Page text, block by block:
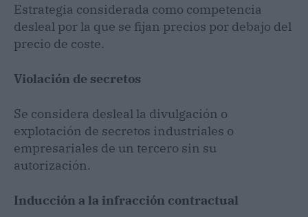
Estrategia considerada como competencia
desleal por la que se fijan precios por debajo del
precio de coste.
Violación de secretos
Se considera desleal la divulgación o
explotación de secretos industriales o
empresariales de un tercero sin su
autorización.
Inducción a la infracción contractual